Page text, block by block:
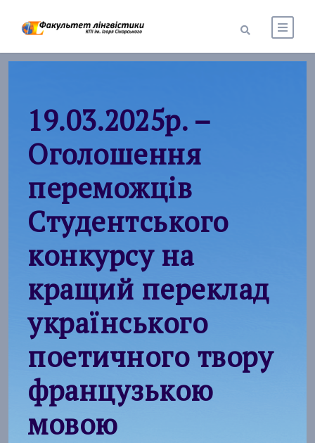
19.03.2025р. –
Оголошення
переможців
Студентського
конкурсу на
кращий переклад
українського
поетичного твору
французькою
мовою